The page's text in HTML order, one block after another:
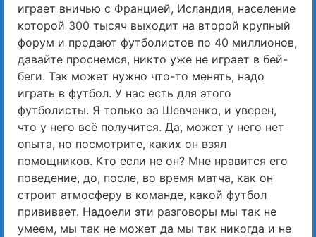
играет вничью с Францией, Исландия, население
которой 300 тысяч выходит на второй крупный
форум и продают футболистов по 40 миллионов,
давайте проснемся, никто уже не играет в бей-
беги. Так может нужно что-то менять, надо
играть в футбол. У нас есть для этого
футболисты. Я только за Шевченко, и уверен,
что у него всё получится. Да, может у него нет
опыта, но посмотрите, каких он взял
помощников. Кто если не он? Мне нравится его
поведение, до, после, во время матча, как он
строит атмосферу в команде, какой футбол
прививает. Надоели эти разговоры мы так не
умеем, мы так не может да мы так никогда и не